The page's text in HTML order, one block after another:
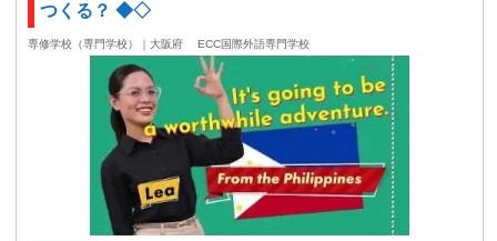
つくる？ ◆◇
専修学校（専門学校）｜大阪府 ECC国際外語専門学校